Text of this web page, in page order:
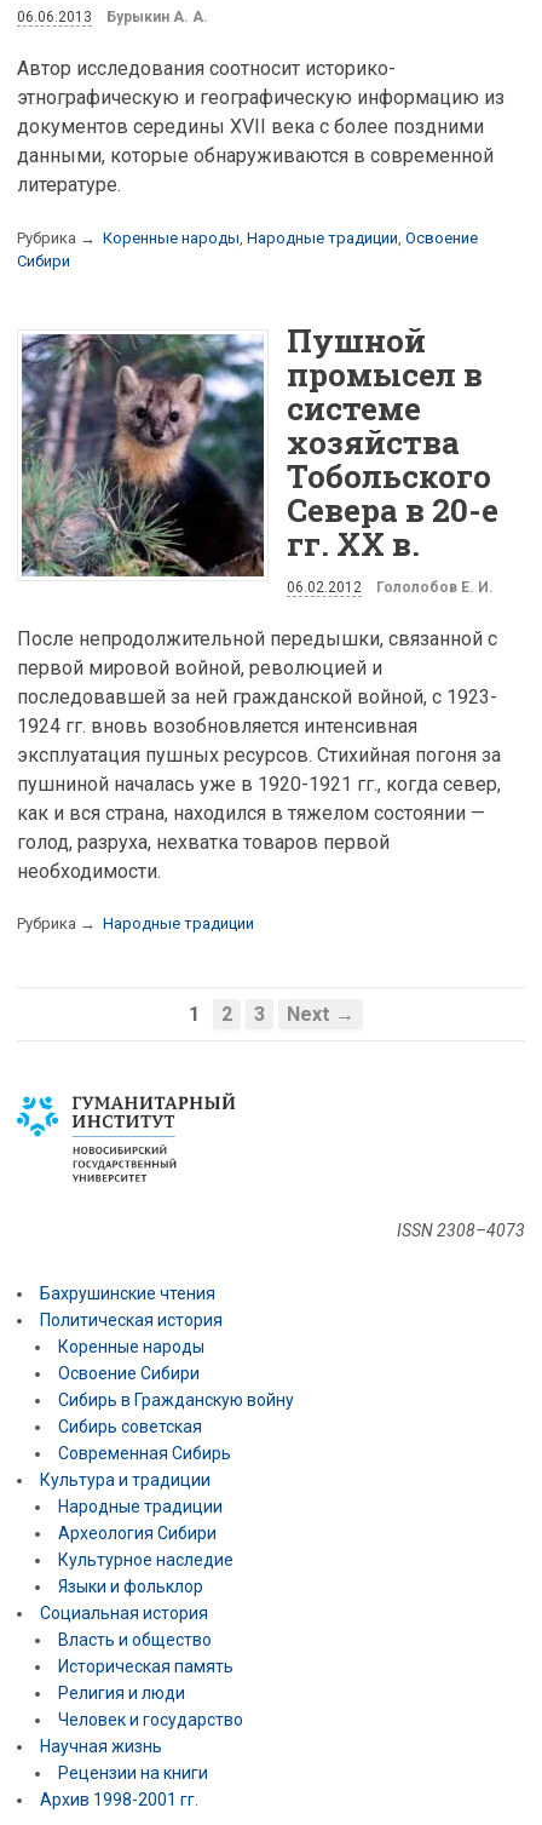
06.06.2013 Бурыкин А. А.
Автор исследования соотносит историко-
этнографическую и географическую информацию из
документов середины XVII века с более поздними
данными, которые обнаруживаются в современной
литературе.
Рубрика → Коренные народы Народные традиции Освоение
Сибири
Пушной
промысел в
системе
хозяйства
Тобольского
Севера в 20-е
гг. XX в.
06.02.2012 Гололобов Е. И.
После непродолжительной передышки, связанной с
первой мировой войной, революцией и
последовавшей за ней гражданской войной, с 1923-
1924 гг. вновь возобновляется интенсивная
эксплуатация пушных ресурсов. Стихийная погоня за
пушниной началась уже в 1920-1921 гг., когда север,
как и вся страна, находился в тяжелом состоянии —
голод, разруха, нехватка товаров первой
необходимости.
Рубрика → Народные традиции
1 2 3 Next →
ISSN 2308–4073
Бахрушинские чтения
Политическая история
Коренные народы
Освоение Сибири
Сибирь в Гражданскую войну
Сибирь советская
Современная Сибирь
Культура и традиции
Народные традиции
Археология Сибири
Культурное наследие
Языки и фольклор
Социальная история
Власть и общество
Историческая память
Религия и люди
Человек и государство
Научная жизнь
Рецензии на книги
Архив 1998-2001 гг.